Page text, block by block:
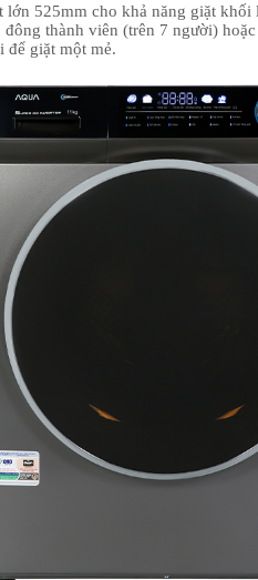
525mm cho khả năng giặt khối
thành viên (trên 7 người)
để giặt một mẻ.